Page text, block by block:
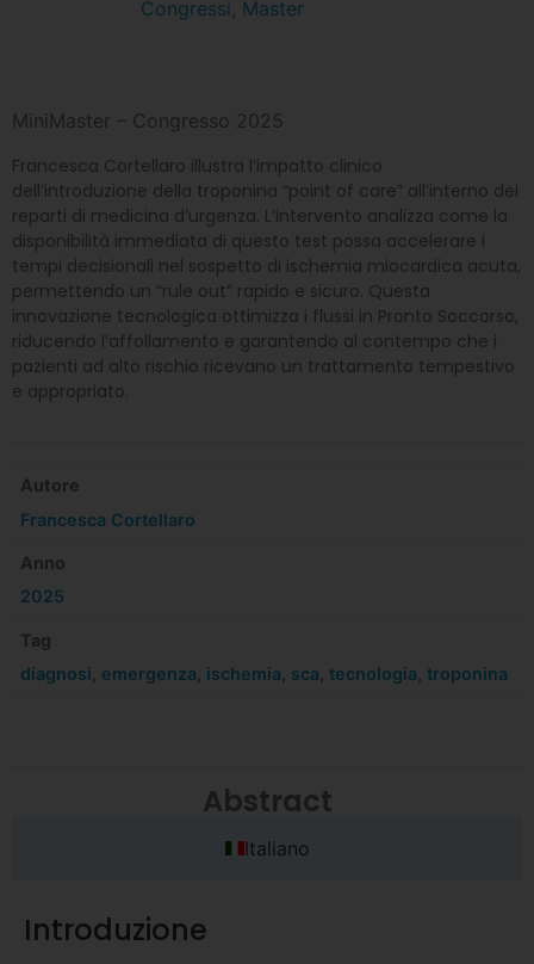
Congressi, Master
MiniMaster – Congresso 2025
Francesca Cortellaro illustra l’impatto clinico
dell’introduzione della troponina “point of care” all’interno dei
reparti di medicina d’urgenza. L’intervento analizza come la
disponibilità immediata di questo test possa accelerare i
tempi decisionali nel sospetto di ischemia miocardica acuta,
permettendo un “rule out” rapido e sicuro. Questa
innovazione tecnologica ottimizza i flussi in Pronto Soccorso,
riducendo l’affollamento e garantendo al contempo che i
pazienti ad alto rischio ricevano un trattamento tempestivo
e appropriato.
Autore
Francesca Cortellaro
Anno
2025
Tag
diagnosi emergenza ischemia sca ,tecnologia ,troponina
Abstract
Italiano
Introduzione